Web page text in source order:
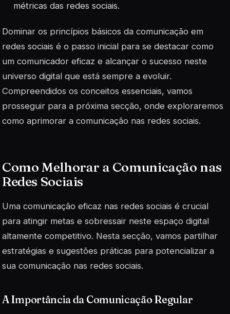
métricas das redes sociais.
Dominar os princípios básicos da comunicação em
redes sociais é o passo inicial para se destacar como
um comunicador eficaz e alcançar o sucesso neste
universo digital que está sempre a evoluir.
Compreendidos os conceitos essenciais, vamos
prosseguir para a próxima secção, onde exploraremos
como aprimorar a comunicação nas redes sociais.
Como Melhorar a Comunicação nas
Redes Sociais
Uma comunicação eficaz nas redes sociais é crucial
para atingir metas e sobressair neste espaço digital
altamente competitivo. Nesta secção, vamos partilhar
estratégias e sugestões práticas para potencializar a
sua comunicação nas redes sociais.
A Importância da Comunicação Regular